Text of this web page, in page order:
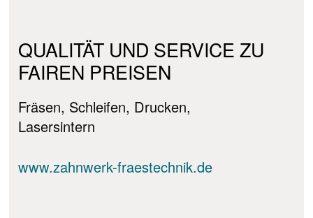
QUALITÄT UND SERVICE ZU
FAIREN PREISEN
Fräsen, Schleifen, Drucken,
Lasersintern
www.zahnwerk-fraestechnik.de